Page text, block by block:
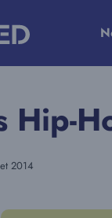
Hip-
2014